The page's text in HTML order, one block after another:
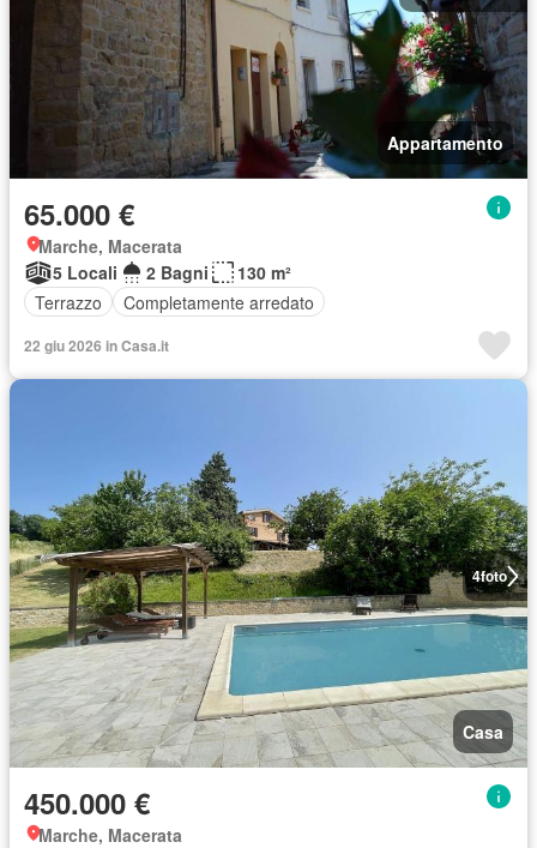
Appartamento
65.000 €
Marche, Macerata
5 Locali
2 Bagni
130 m²
Terrazzo
Completamente arredato
22 giu 2026 in Casa.it
4foto
Casa
450.000 €
Marche, Macerata